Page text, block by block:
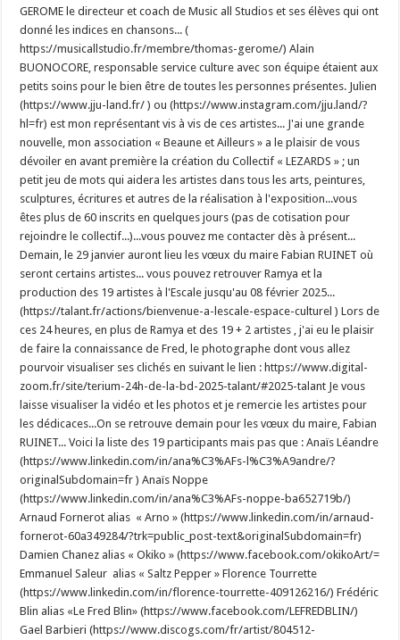
GEROME le directeur et coach de Music all Studios et ses élèves qui ont
donné les indices en chansons... (
https://musicallstudio.fr/membre/thomas-gerome/) Alain
BUONOCORE, responsable service culture avec son équipe étaient aux
petits soins pour le bien être de toutes les personnes présentes. Julien
(https://www.jju-land.fr/ ) ou (https://www.instagram.com/jju.land/?
hl=fr) est mon représentant vis à vis de ces artistes... J'ai une grande
nouvelle, mon association « Beaune et Ailleurs » a le plaisir de vous
dévoiler en avant première la création du Collectif « LEZARDS » ; un
petit jeu de mots qui aidera les artistes dans tous les arts, peintures,
sculptures, écritures et autres de la réalisation à l'exposition...vous
êtes plus de 60 inscrits en quelques jours (pas de cotisation pour
rejoindre le collectif...)...vous pouvez me contacter dès à présent...
Demain, le 29 janvier auront lieu les vœux du maire Fabian RUINET où
seront certains artistes... vous pouvez retrouver Ramya et la
production des 19 artistes à l'Escale jusqu'au 08 février 2025...
(https://talant.fr/actions/bienvenue-a-lescale-espace-culturel ) Lors de
ces 24 heures, en plus de Ramya et des 19 + 2 artistes , j'ai eu le plaisir
de faire la connaissance de Fred, le photographe dont vous allez
pourvoir visualiser ses clichés en suivant le lien : https://www.digital-
zoom.fr/site/terium-24h-de-la-bd-2025-talant/#2025-talant Je vous
laisse visualiser la vidéo et les photos et je remercie les artistes pour
les dédicaces...On se retrouve demain pour les vœux du maire, Fabian
RUINET... Voici la liste des 19 participants mais pas que : Anaïs Léandre
(https://www.linkedin.com/in/ana%C3%AFs-l%C3%A9andre/?
originalSubdomain=fr ) Anaïs Noppe
(https://www.linkedin.com/in/ana%C3%AFs-noppe-ba652719b/)
Arnaud Fornerot alias « Arno » (https://www.linkedin.com/in/arnaud-
fornerot-60a349284/?trk=public_post-text&originalSubdomain=fr)
Damien Chanez alias « Okiko » (https://www.facebook.com/okikoArt/=
Emmanuel Saleur alias « Saltz Pepper » Florence Tourrette
(https://www.linkedin.com/in/florence-tourrette-409126216/) Frédéric
Blin alias «Le Fred Blin» (https://www.facebook.com/LEFREDBLIN/)
Gael Barbieri (https://www.discogs.com/fr/artist/804512-